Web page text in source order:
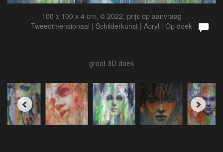
100 x 100 x 4 cm, © 2022, prijs op aanvraag
Tweedimensionaal | Schilderkunst | Acryl | Op doek
groot 3D doek